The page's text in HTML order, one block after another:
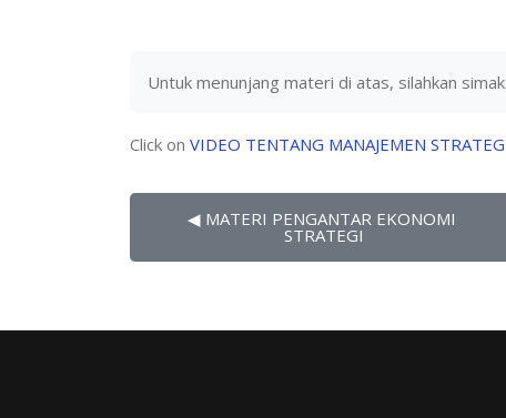
Untuk menunjang materi di atas, silahkan
Click on VIDEO TENTANG MANAJEMEN
◀︎ MATERI PENGANTAR EKONOMI
STRATEGI